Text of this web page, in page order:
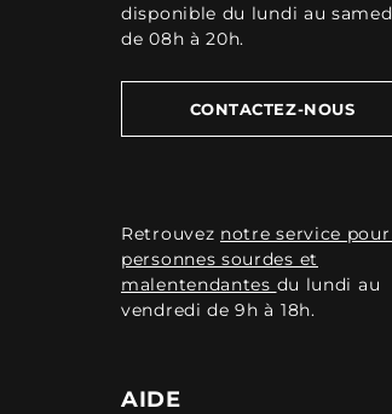
disponible du lundi au
de 08h à 20h.
CONTACTEZ-NOUS
Retrouvez notre service
personnes sourdes et
malentendantes du lundi au
vendredi de 9h à 18h.
AIDE